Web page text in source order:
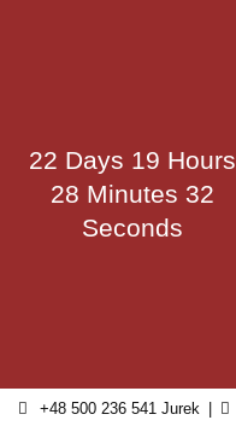
22 Days 19 Hours
28 Minutes 32
Seconds
+48 500 236 541 Jurek